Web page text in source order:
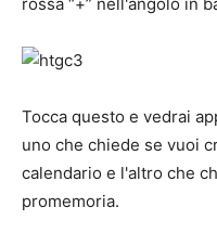
rossa “+” nell'angolo in
Tocca questo e vedrai
uno che chiede se vuoi
calendario e l'altro che
promemoria.